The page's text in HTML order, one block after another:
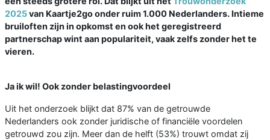
2025van Kaartje2go onder ruim 1.000 Nederlanders. Intieme
bruiloften zijn in opkomst en ook het geregistreerd
partnerschap wint aan populariteit, vaak zelfs zonder het te
vieren.
Ja ik wil! Ook zonder belastingvoordeel
Uit het onderzoek blijkt dat 87% van de getrouwde
Nederlanders ook zonder juridische of financiële voordelen
getrouwd zou zijn. Meer dan de helft (53%) trouwt omdat zij